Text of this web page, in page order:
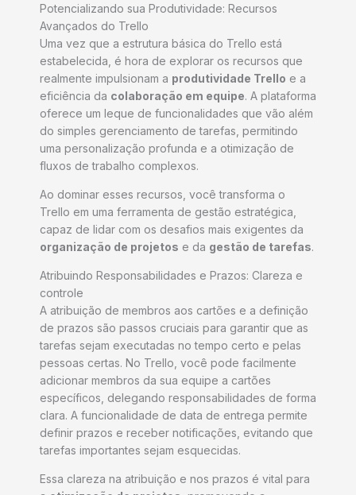
Potencializando sua Produtividade: Recursos
Avançados do Trello
Uma vez que a estrutura básica do Trello está
estabelecida, é hora de explorar os recursos que
realmente impulsionam a produtividade Trello e a
eficiência da colaboração em equipe. A plataforma
oferece um leque de funcionalidades que vão além
do simples gerenciamento de tarefas, permitindo
uma personalização profunda e a otimização de
fluxos de trabalho complexos.
Ao dominar esses recursos, você transforma o
Trello em uma ferramenta de gestão estratégica,
capaz de lidar com os desafios mais exigentes da
organização de projetos e da gestão de tarefas.
Atribuindo Responsabilidades e Prazos: Clareza e
controle
A atribuição de membros aos cartões e a definição
de prazos são passos cruciais para garantir que as
tarefas sejam executadas no tempo certo e pelas
pessoas certas. No Trello, você pode facilmente
adicionar membros da sua equipe a cartões
específicos, delegando responsabilidades de forma
clara. A funcionalidade de data de entrega permite
definir prazos e receber notificações, evitando que
tarefas importantes sejam esquecidas.
Essa clareza na atribuição e nos prazos é vital para